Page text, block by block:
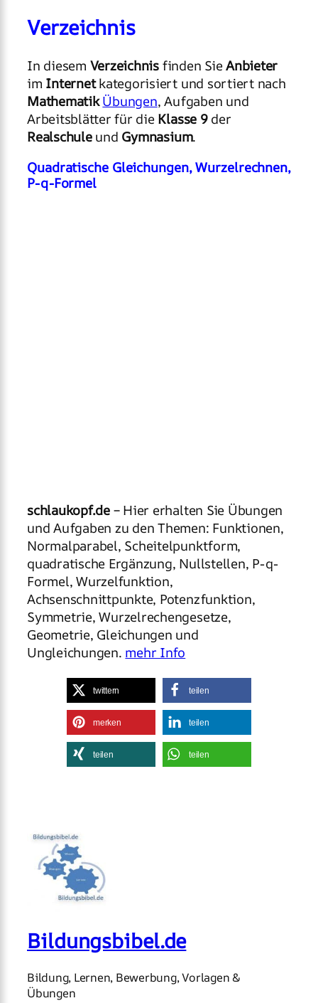
Verzeichnis
In diesemVerzeichnisfinden SieAnbieter
imInternetkategorisiert und sortiert nach
Mathematik Übungen, Aufgaben und
Arbeitsblätter für dieKlasse 9der
Realschuleund Gymnasium.
Quadratische Gleichungen, Wurzelrechnen,
P-q-Formel
schlaukopf.de– Hier erhalten Sie Übungen
und Aufgaben zu den Themen: Funktionen,
Normalparabel, Scheitelpunktform,
quadratische Ergänzung, Nullstellen, P-q-
Formel, Wurzelfunktion,
Achsenschnittpunkte, Potenzfunktion,
Symmetrie, Wurzelrechengesetze,
Geometrie, Gleichungen und
Ungleichungen. mehr Info
twittern teilen
merken teilen
teilen teilen
Bildungsbibel.de
Bildung, Lernen, Bewerbung, Vorlagen &
Übungen